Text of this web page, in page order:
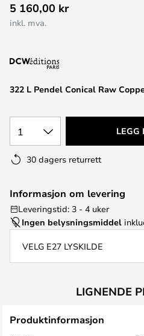
til
begynnelsen
bildegalleri
322 L Pendel Conical Raw
5 160,00 kr
inkl. mva.
1 LEGG
30 dagers returrett
Informasjon om levering
Leveringstid: 3 - 4 uker
Ingen belysningsmiddel
VELG E27 LYSKILDE
LIGNENDE
Produktinformasjon